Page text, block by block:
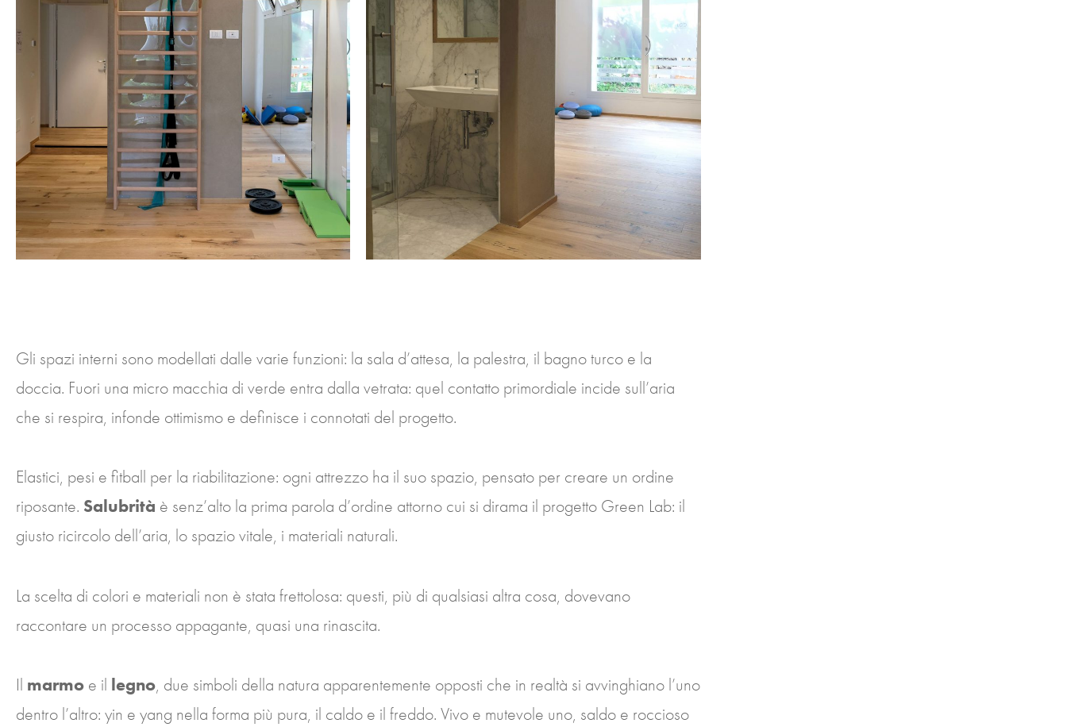
Gli spazi interni sono modellati dalle varie funzioni: la sala d’attesa, la palestra, il bagno turco e la
doccia. Fuori una micro macchia di verde entra dalla vetrata: quel contatto primordiale incide sull’aria
che si respira, infonde ottimismo e definisce i connotati del progetto.
Elastici, pesi e fitball per la riabilitazione: ogni attrezzo ha il suo spazio, pensato per creare un ordine
riposante. Salubrità è senz’alto la prima parola d’ordine attorno cui si dirama il progetto Green Lab: il
giusto ricircolo dell’aria, lo spazio vitale, i materiali naturali.
La scelta di colori e materiali non è stata frettolosa: questi, più di qualsiasi altra cosa, dovevano
raccontare un processo appagante, quasi una rinascita.
Il marmo e il legno, due simboli della natura apparentemente opposti che in realtà si avvinghiano l’uno
dentro l’altro: yin e yang nella forma più pura, il caldo e il freddo. Vivo e mutevole uno, saldo e roccioso